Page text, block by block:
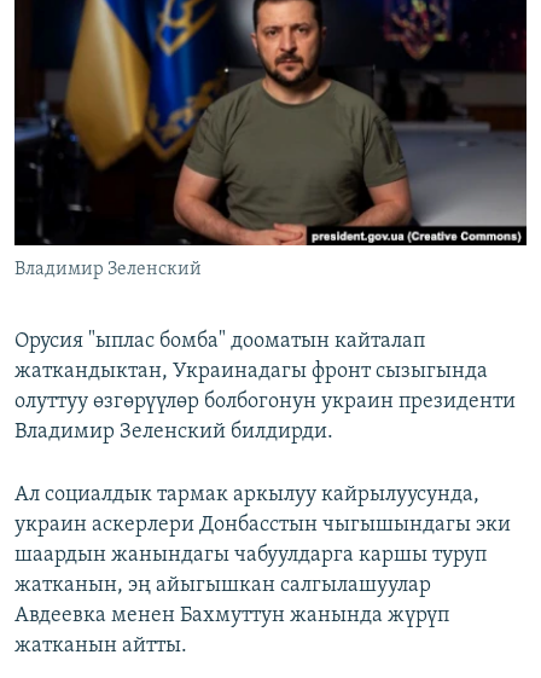
ЭЖЕ-СИҢДИЛЕР
АЗАТТЫК+
ЫҢГАЙСЫЗ СУРООЛОР
ОНЛАЙН ШЕРИНЕ
ЭЕ/АРнун бардык сайттары
Владимир Зеленский
Орусия "ыплас бомба" дооматын кайталап
жаткандыктан, Украинадагы фронт сызыгында
олуттуу өзгөрүүлөр болбогонун украин президенти
Владимир Зеленский билдирди.
Ал социалдык тармак аркылуу кайрылуусунда,
украин аскерлери Донбасстын чыгышындагы эки
шаардын жанындагы чабуулдарга каршы туруп
жатканын, эң айыгышкан салгылашуулар
Авдеевка менен Бахмуттун жанында жүрүп
жатканын айтты.